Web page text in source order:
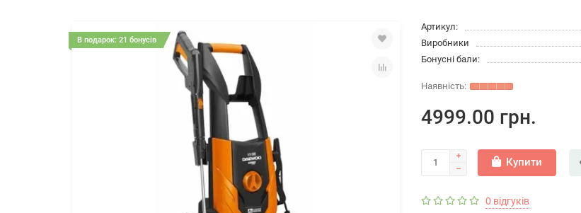
В подарок: 21 бонусів
Артикул:
Виробники
Бонусні бали:
4999.00 грн.
Купити
0 відгуків